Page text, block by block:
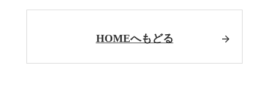
HOMEへもどる